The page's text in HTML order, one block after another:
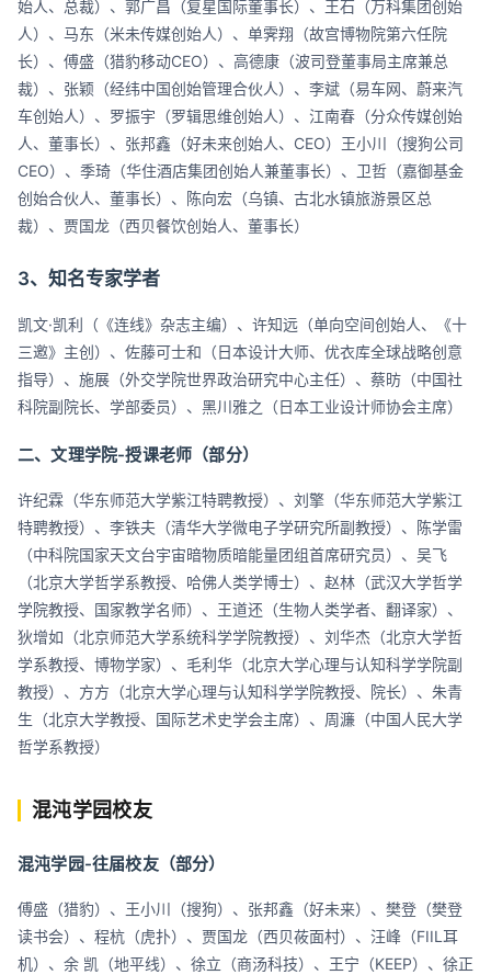
始人、总裁）、郭广昌（复星国际董事长）、王石（万科集团创始
人）、马东（米未传媒创始人）、单霁翔（故宫博物院第六任院
长）、傅盛（猎豹移动CEO）、高德康（波司登董事局主席兼总
裁）、张颖（经纬中国创始管理合伙人）、李斌（易车网、蔚来汽
车创始人）、罗振宇（罗辑思维创始人）、江南春（分众传媒创始
人、董事长）、张邦鑫（好未来创始人、CEO）王小川（搜狗公司
CEO）、季琦（华住酒店集团创始人兼董事长）、卫哲（嘉御基金
创始合伙人、董事长）、陈向宏（乌镇、古北水镇旅游景区总
裁）、贾国龙（西贝餐饮创始人、董事长）
3、知名专家学者
凯文·凯利（《连线》杂志主编）、许知远（单向空间创始人、《十
三邀》主创）、佐藤可士和（日本设计大师、优衣库全球战略创意
指导）、施展（外交学院世界政治研究中心主任）、蔡昉（中国社
科院副院长、学部委员）、黑川雅之（日本工业设计师协会主席）
二、文理学院-授课老师（部分）
许纪霖（华东师范大学紫江特聘教授）、刘擎（华东师范大学紫江
特聘教授）、李铁夫（清华大学微电子学研究所副教授）、陈学雷
（中科院国家天文台宇宙暗物质暗能量团组首席研究员）、吴飞
（北京大学哲学系教授、哈佛人类学博士）、赵林（武汉大学哲学
学院教授、国家教学名师）、王道还（生物人类学者、翻译家）、
狄增如（北京师范大学系统科学学院教授）、刘华杰（北京大学哲
学系教授、博物学家）、毛利华（北京大学心理与认知科学学院副
教授）、方方（北京大学心理与认知科学学院教授、院长）、朱青
生（北京大学教授、国际艺术史学会主席）、周濂（中国人民大学
哲学系教授）
混沌学园校友
混沌学园-往届校友（部分）
傅盛（猎豹）、王小川（搜狗）、张邦鑫（好未来）、樊登（樊登
读书会）、程杭（虎扑）、贾国龙（西贝莜面村）、汪峰（FIIL耳
机）、余 凯（地平线）、徐立（商汤科技）、王宁（KEEP）、徐正